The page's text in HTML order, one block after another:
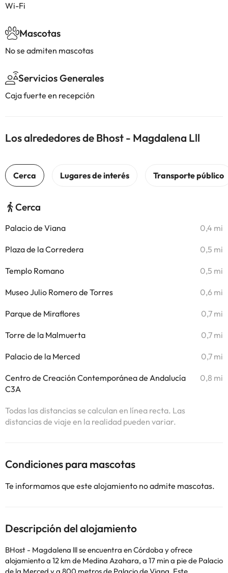
Wi-Fi
Mascotas
No se admiten mascotas
Servicios Generales
Caja fuerte en recepción
Los alrededores de Bhost - Magdalena Lll
Cerca
Palacio de Viana 0,4 mi
Plaza de la Corredera 0,5 mi
Templo Romano 0,5 mi
Museo Julio Romero de Torres 0,6 mi
Parque de Miraflores 0,7 mi
Torre de la Malmuerta 0,7 mi
Palacio de la Merced 0,7 mi
Centro de Creación Contemporánea de Andalucía
C3A
0,8 mi
Todas las distancias se calculan en línea recta. Las
distancias de viaje en la realidad pueden variar.
Condiciones para mascotas
Te informamos que este alojamiento no admite mascotas.
Descripción del alojamiento
BHost - Magdalena lll se encuentra en Córdoba y ofrece
alojamiento a 12 km de Medina Azahara, a 17 min a pie de Palacio